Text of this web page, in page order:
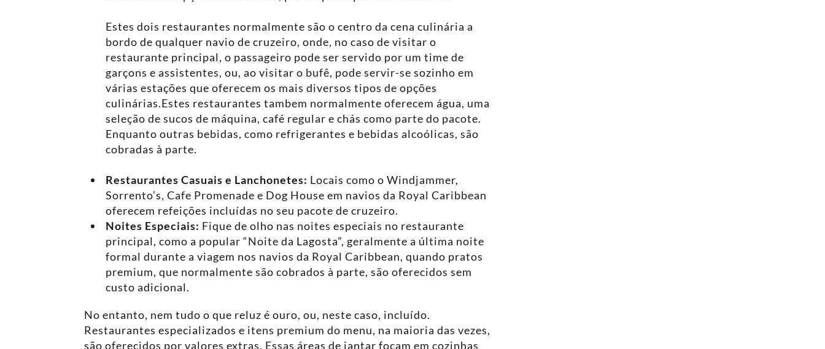
Estes dois restaurantes normalmente são o centro da cena culinária a
bordo de qualquer navio de cruzeiro, onde, no caso de visitar o
restaurante principal, o passageiro pode ser servido por um time de
garçons e assistentes, ou, ao visitar o bufê, pode servir-se sozinho em
várias estações que oferecem os mais diversos tipos de opções
culinárias.Estes restaurantes tambem normalmente oferecem água, uma
seleção de sucos de máquina, café regular e chás como parte do pacote.
Enquanto outras bebidas, como refrigerantes e bebidas alcoólicas, são
cobradas à parte.
Restaurantes Casuais e Lanchonetes: Locais como o Windjammer,
Sorrento’s, Cafe Promenade e Dog House em navios da Royal Caribbean
oferecem refeições incluídas no seu pacote de cruzeiro.
Noites Especiais: Fique de olho nas noites especiais no restaurante
principal, como a popular “Noite da Lagosta”, geralmente a última noite
formal durante a viagem nos navios da Royal Caribbean, quando pratos
premium, que normalmente são cobrados à parte, são oferecidos sem
custo adicional.
No entanto, nem tudo o que reluz é ouro, ou, neste caso, incluído.
Restaurantes especializados e itens premium do menu, na maioria das vezes,
são oferecidos por valores extras. Essas áreas de jantar focam em cozinhas